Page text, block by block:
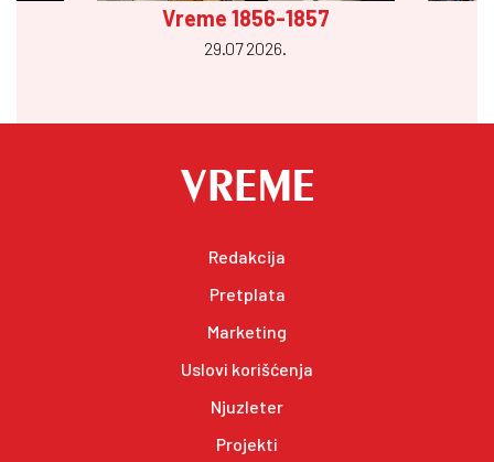
Vreme 1856-1857
29.07 2026.
Redakcija
Pretplata
Marketing
Uslovi korišćenja
Njuzleter
Projekti